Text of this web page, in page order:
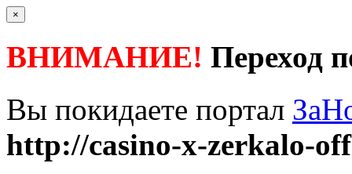
×
ВНИМАНИЕ! Переход
Вы покидаете портал
http://casino-x-zerkalo-